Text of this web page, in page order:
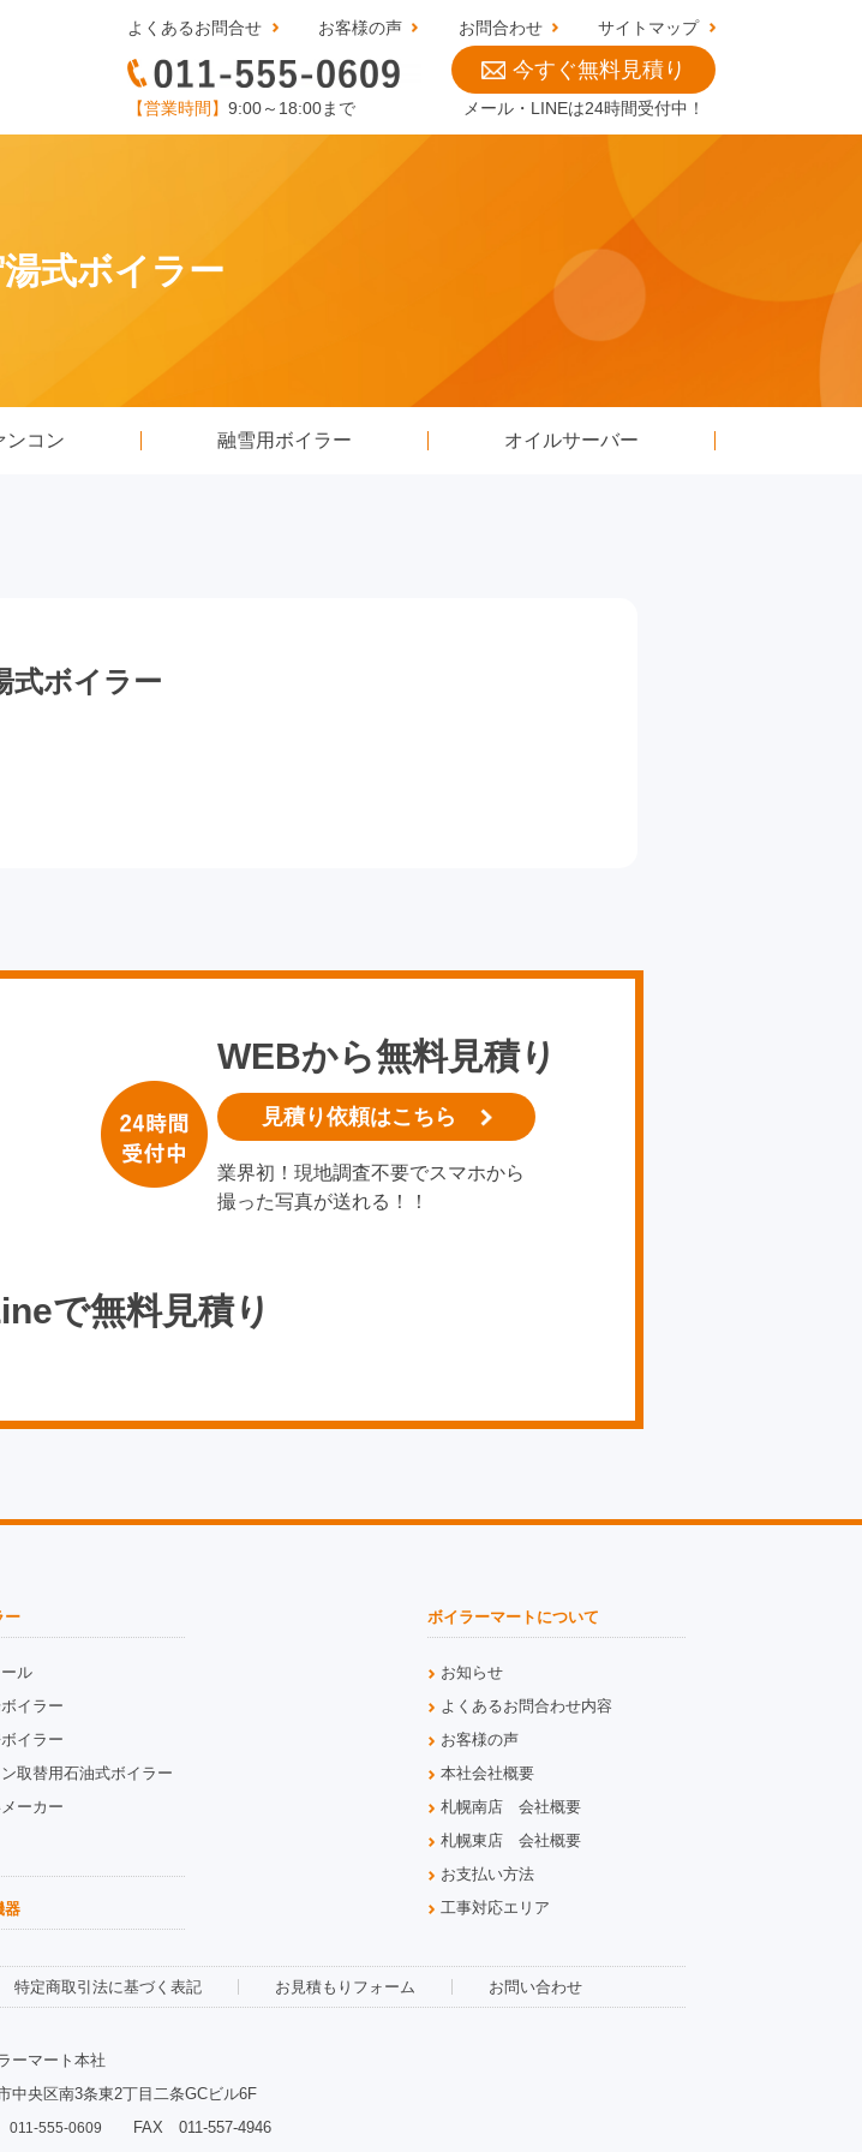
よくあるお問合せ お客様の声 お問合わせ サイトマップ
【営業時間】 9:00～18:00まで
今すぐ無料見積り
メール・LINEは24時間受付中！
式ボイラー
ンコン 融雪用ボイラー オイルサーバー
式ボイラー
WEBから無料見積り
見積り依頼はこちら
業界初！現地調査不要でスマホから
撮った写真が送れる！！
で無料見積り
ー
ル
イラー
イラー
取替用石油式ボイラー
ーカー
器
ボイラーマートについて
お知らせ
よくあるお問合わせ内容
お客様の声
本社会社概要
札幌南店 会社概要
札幌東店 会社概要
お支払い方法
工事対応エリア
特定商取引法に基づく表記 お見積もりフォーム お問い合わせ
ーマート本社
中央区南3条東2丁目二条GCビル6F
011-555-0609 FAX 011-557-4946